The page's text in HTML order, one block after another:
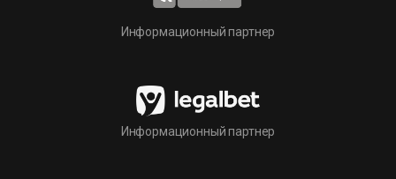
Информационный партнер
Информационный партнер